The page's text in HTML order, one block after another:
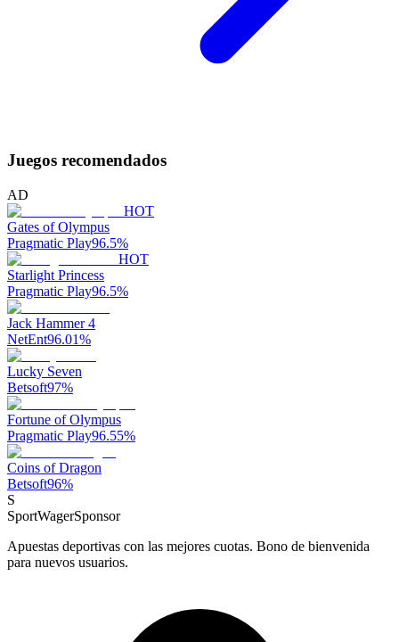
Juegos recomendados
AD
HOT
Gates of Olympus
Pragmatic Play96.5%
HOT
Starlight Princess
Pragmatic Play96.5%
Jack Hammer 4
NetEnt96.01%
Lucky Seven
Betsoft97%
Fortune of Olympus
Pragmatic Play96.55%
Coins of Dragon
Betsoft96%
S
SportWagerSponsor
Apuestas deportivas con las mejores cuotas. Bono de bienvenida
para nuevos usuarios.